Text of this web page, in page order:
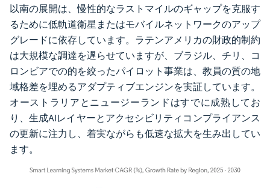
以南の展開は、慢性的なラストマイルのギャップを克服す
るために低軌道衛星またはモバイルネットワークのアップ
グレードに依存しています。ラテンアメリカの財政的制約
は大規模な調達を遅らせていますが、ブラジル、チリ、コ
ロンビアでの的を絞ったパイロット事業は、教員の質の地
域格差を埋めるアダプティブエンジンを実証しています。
オーストラリアとニュージーランドはすでに成熟してお
り、生成AIレイヤーとアクセシビリティコンプライアンス
の更新に注力し、着実ながらも低速な拡大を生み出してい
ます。